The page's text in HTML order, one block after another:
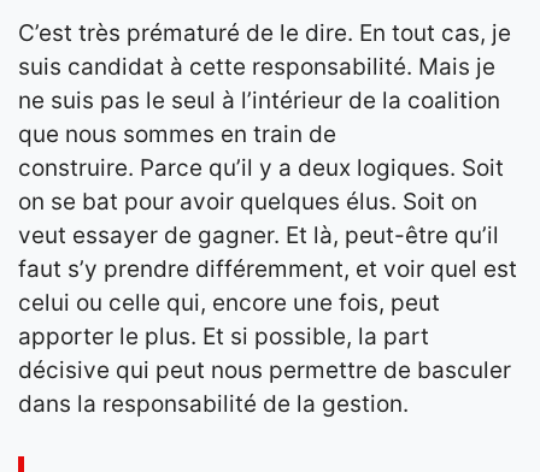
C’est très prématuré de le dire. En tout cas, je
suis candidat à cette responsabilité. Mais je
ne suis pas le seul à l’intérieur de la coalition
que nous sommes en train de
construire. Parce qu’il y a deux logiques. Soit
on se bat pour avoir quelques élus. Soit on
veut essayer de gagner. Et là, peut-être qu’il
faut s’y prendre différemment, et voir quel est
celui ou celle qui, encore une fois, peut
apporter le plus. Et si possible, la part
décisive qui peut nous permettre de basculer
dans la responsabilité de la gestion.